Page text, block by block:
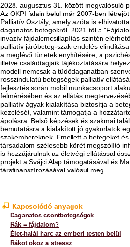
2028. augusztus 31. között megvalósuló
Az OKPI falain belül már 2007-ben
Palliatív Osztály, amely azóta is
daganatos betegekről. 2021-től a
invazív fájdalomcsillapítás szintén
palliatív járóbeteg-szakrendelés
a meglévő tünetek enyhítésére, a
illetve családtagjaik tájékoztatására
modell nemcsak a tüdődaganatban
rosszindulatú betegségek palliatív
fejlesztés során mobil munkacsoport
felmérésében és az ellátás
palliatív ágyak kialakítása biztosítja a
kezelését, valamint támogatja a
ápolásra. Belső képzések és szakmai
bemutatásra a kialakított jó gyakorlatok
szakembereknek. Emellett a betegeket
társadalom szélesebb körét megszólító
is hozzájárulnak az életvégi ellátással
projekt a Svájci Alap támogatásával és
társfinanszírozásával valósul meg.
Kapcsolódó anyagok
Daganatos csontbetegségek
Rák = fájdalom?
Élet-halál harc az emberi testen belül
Rákot okoz a stressz